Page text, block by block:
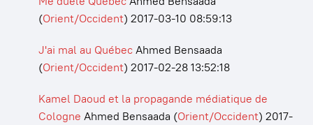
(Orient/Occident) 2017-03-10 08:59:13
J'ai mal au QuébecAhmed Bensaada
(Orient/Occident) 2017-02-28 13:52:18
Kamel Daoud et la propagande médiatique de
Cologne Ahmed Bensaada (Orient/Occident) 2017-